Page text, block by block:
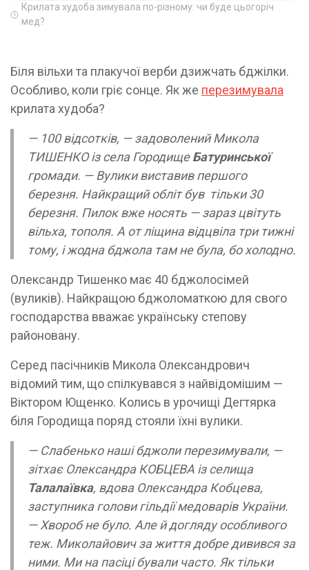
Крилата худоба зимувала по-різному: чи буде цьогоріч
мед?
Біля вільхи та плакучої верби дзижчать бджілки.
Особливо, коли гріє сонце. Як же перезимувала
крилата худоба?
— 100 відсотків, — задоволений Микола
ТИШЕНКО із села ГородищеБатуринської
громади. — Вулики виставив першого
березня. Найкращий обліт був тільки 30
березня. Пилок вже носять — зараз цвітуть
вільха, тополя. А от ліщина відцвіла три тижні
тому, і жодна бджола там не була, бо холодно.
Олександр Тишенко має 40 бджолосімей
(вуликів). Найкращою бджоломаткою для свого
господарства вважає українську степову
районовану.
Серед пасічників Микола Олександрович
відомий тим, що спілкувався з найвідомішим —
Віктором Ющенко. Колись в урочищі Дегтярка
біля Городища поряд стояли їхні вулики.
— Слабенько наші бджоли перезимували, —
зітхає Олександра КОБЦЕВА із селища
Талалаївка, вдова Олександра Кобцева,
заступника голови гільдії медоварів України.
— Хвороб не було. Але й догляду особливого
теж. Миколайович за життя добре дивився за
ними. Ми на пасіці бували часто. Як тільки